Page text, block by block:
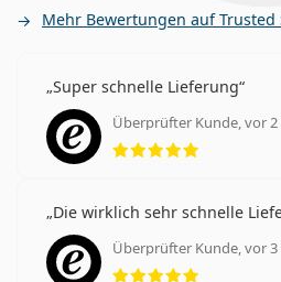
Mehr Bewertungen auf Trusted
Super schnelle Lieferung
Überprüfter Kunde, vor 2
Die wirklich sehr schnelle
Überprüfter Kunde, vor 3